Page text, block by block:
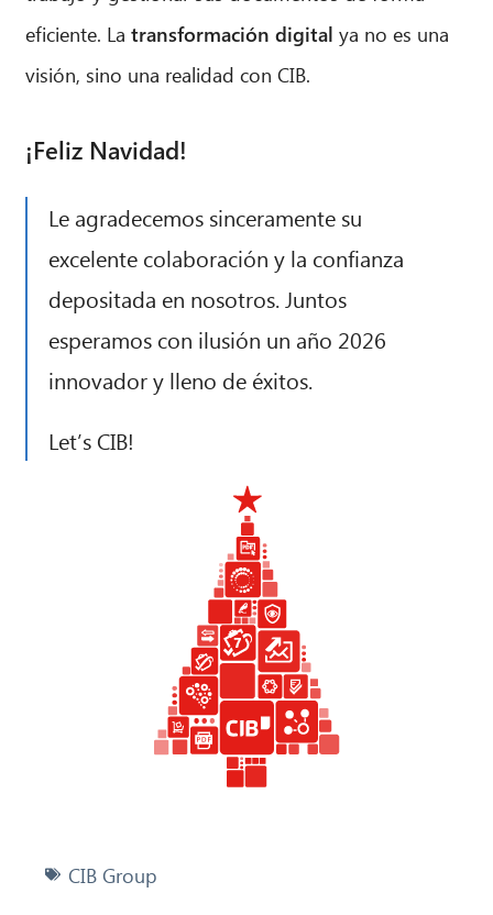
eficiente. Latransformación digital ya no es una
visión, sino una realidad con CIB.
¡Feliz Navidad!
Le agradecemos sinceramente su
excelente colaboración y la confianza
depositada en nosotros. Juntos
esperamos con ilusión un año 2026
innovador y lleno de éxitos.
Let’s CIB!
CIB Group